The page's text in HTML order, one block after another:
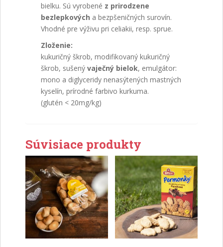
bielku. Sú vyrobené z prirodzene
bezlepkových a bezpšeničných surovín.
Vhodné pre výživu pri celiakii, resp. sprue.
Zloženie:
kukuričný škrob, modifikovaný kukuričný
škrob, sušený vaječný bielok, emulgátor:
mono a diglyceridy nenasýtených mastných
kyselín, prírodné farbivo kurkuma.
(glutén < 20mg/kg)
Súvisiace produkty